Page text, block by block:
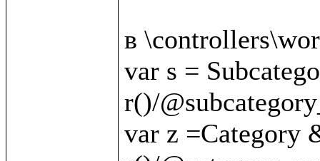
в
var s =
r()/
var z =Category